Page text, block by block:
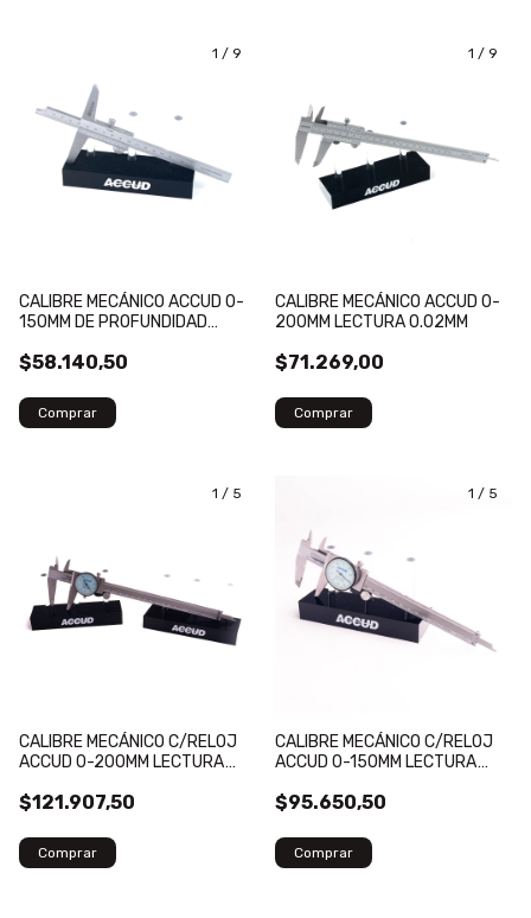
1 / 9
CALIBRE MECÁNICO ACCUD 0-
150MM DE PROFUNDIDAD
$58.140,50
1 / 9
CALIBRE MECÁNICO ACCUD 0-
200MM LECTURA 0.02MM
$71.269,00
1 / 5
CALIBRE MECÁNICO C/RELOJ
ACCUD 0-200MM LECTURA
$121.907,50
1 / 5
CALIBRE MECÁNICO C/RELOJ
ACCUD 0-150MM LECTURA
$95.650,50